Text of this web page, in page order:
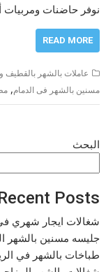
نوفر حاضنات
READ MORE
عاملات بالشهر بالقطيف
مسنين بالشهر فى الدمام,
البحث
Posts
شغالات ايجار شهري في
جليسه مسنين بالشهر الرياض
طباخات بالشهر في الرياض